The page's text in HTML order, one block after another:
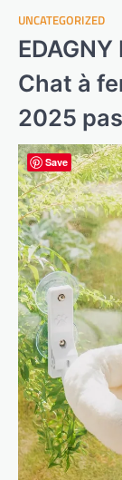
UNCATEGORIZED
Chat à
2025
Save